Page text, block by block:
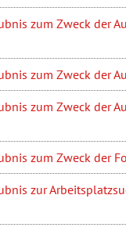
zum Zweck der
zum Zweck der
zum Zweck der
zum Zweck der
zur